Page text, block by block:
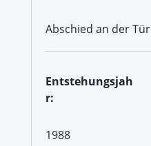
Abschied an der Tür
Entstehungsjah
r:
1988